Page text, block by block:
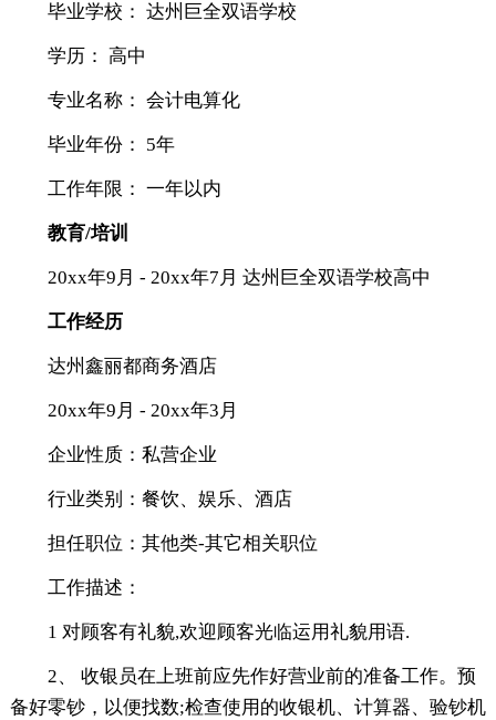
毕业学校： 达州巨全双语学校
学历： 高中
专业名称： 会计电算化
毕业年份： 5年
工作年限： 一年以内
教育/培训
20xx年9月 - 20xx年7月 达州巨全双语学校高中
工作经历
达州鑫丽都商务酒店
20xx年9月 - 20xx年3月
企业性质：私营企业
行业类别：餐饮、娱乐、酒店
担任职位：其他类-其它相关职位
工作描述：
1 对顾客有礼貌,欢迎顾客光临运用礼貌用语.
2、 收银员在上班前应先作好营业前的准备工作。预
备好零钞，以便找数;检查使用的收银机、计算器、验钞机